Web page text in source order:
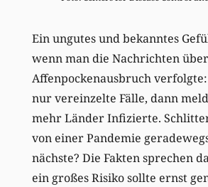
Ein ungutes und bekanntes
wenn man die Nachrichten
Affenpockenausbruch
nur vereinzelte Fälle, dann
mehr Länder Infizierte.
von einer Pandemie
nächste? Die Fakten sprechen
ein großes Risiko sollte ernst